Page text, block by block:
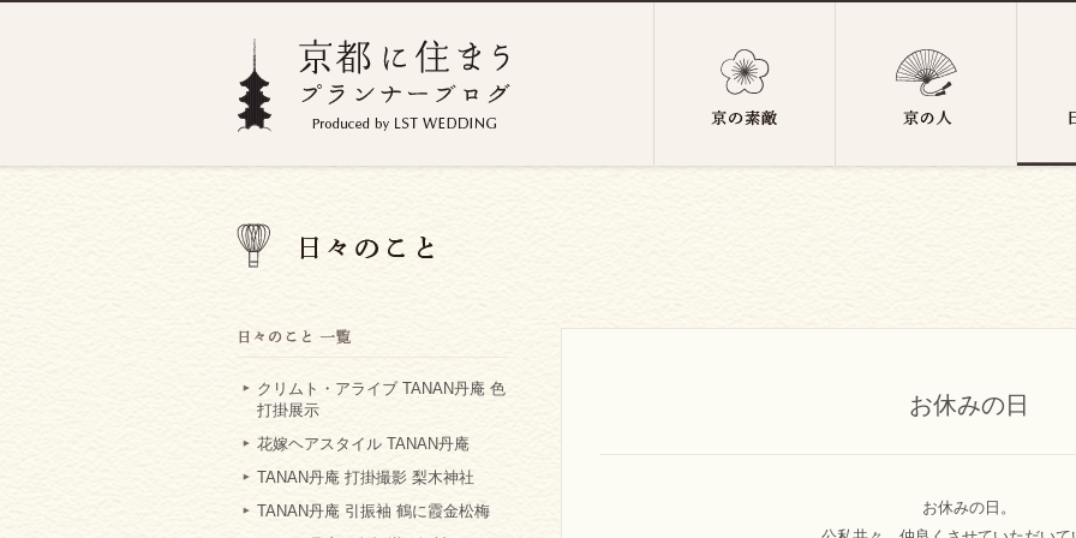
クリムト・アライブ TANAN丹庵 色
打掛展示
花嫁ヘアスタイル TANAN丹庵
TANAN丹庵 打掛撮影 梨木神社
TANAN丹庵 引振袖 鶴に霞金松梅
お休みの日
お休みの日。